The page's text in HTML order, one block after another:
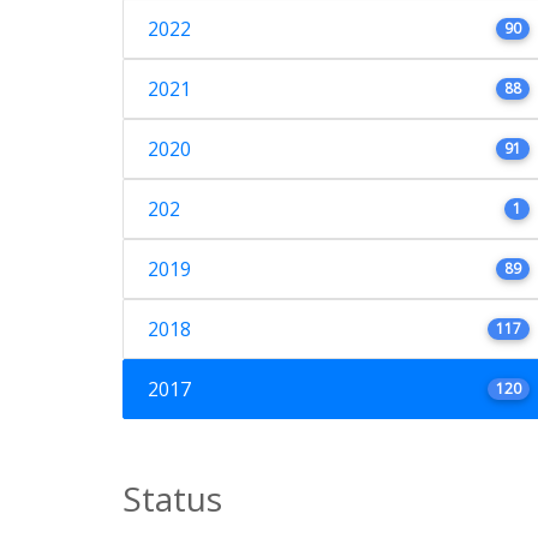
2022 90
2021 88
2020 91
202 1
2019 89
2018 117
2017 120
Status